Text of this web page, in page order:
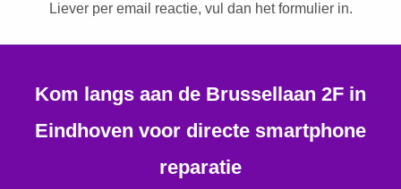
Liever per email reactie, vul dan het formulier in.
Kom langs aan de Brussellaan 2F in
Eindhoven voor directe smartphone
reparatie